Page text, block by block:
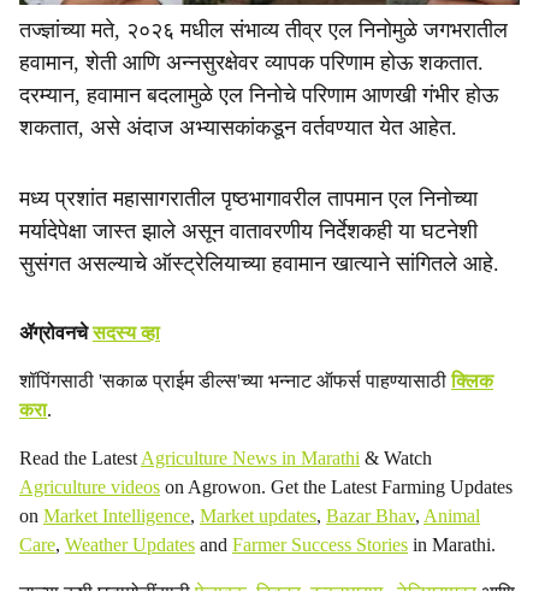
तज्ज्ञांच्या मते, २०२६ मधील संभाव्य तीव्र एल निनोमुळे जगभरातील
हवामान, शेती आणि अन्नसुरक्षेवर व्यापक परिणाम होऊ शकतात.
दरम्यान, हवामान बदलामुळे एल निनोचे परिणाम आणखी गंभीर होऊ
शकतात, असे अंदाज अभ्यासकांकडून वर्तवण्यात येत आहेत.
मध्य प्रशांत महासागरातील पृष्ठभागावरील तापमान एल निनोच्या
मर्यादेपेक्षा जास्त झाले असून वातावरणीय निर्देशकही या घटनेशी
सुसंगत असल्याचे ऑस्ट्रेलियाच्या हवामान खात्याने सांगितले आहे.
ॲग्रोवनचेसदस्य व्हा
शॉपिंगसाठी 'सकाळ प्राईम डील्स'च्या भन्नाट ऑफर्स पाहण्यासाठीक्लिक
करा.
Read the Latest Agriculture News in Marathi & Watch
Agriculture videos on Agrowon. Get the Latest Farming Updates
on Market Intelligence, Market updates, Bazar Bhav, Animal
Care, Weather Updates and Farmer Success Stories in Marathi.